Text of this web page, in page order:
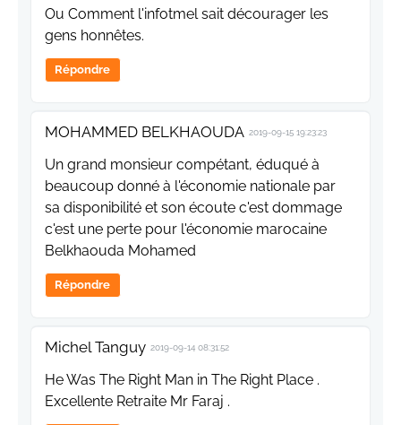
Ou Comment l'infotmel sait décourager les
gens honnêtes.
Répondre
MOHAMMED BELKHAOUDA 2019-09-15 19:23:23
Un grand monsieur compétant, éduqué à
beaucoup donné à l'économie nationale par
sa disponibilité et son écoute c'est dommage
c'est une perte pour l'économie marocaine
Belkhaouda Mohamed
Répondre
Michel Tanguy 2019-09-14 08:31:52
He Was The Right Man in The Right Place .
Excellente Retraite Mr Faraj .